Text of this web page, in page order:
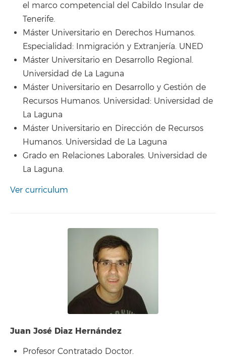
el marco competencial del Cabildo Insular de
Tenerife.
Máster Universitario en Derechos Humanos.
Especialidad: Inmigración y Extranjería. UNED
Máster Universitario en Desarrollo Regional.
Universidad de La Laguna
Máster Universitario en Desarrollo y Gestión de
Recursos Humanos. Universidad: Universidad de
La Laguna
Máster Universitario en Dirección de Recursos
Humanos. Universidad de La Laguna
Grado en Relaciones Laborales. Universidad de
La Laguna.
Ver curriculum
Juan José Diaz Hernández
Profesor Contratado Doctor.